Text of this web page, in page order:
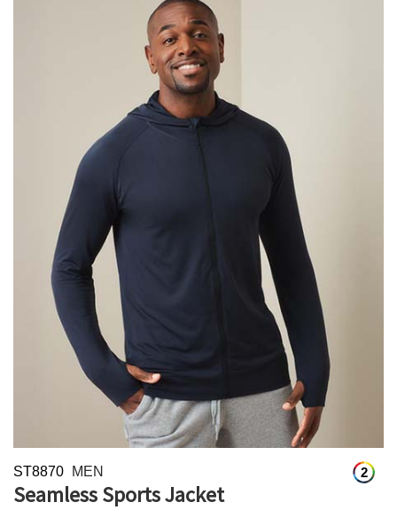
2
ST8870 MEN
Seamless Sports Jacket